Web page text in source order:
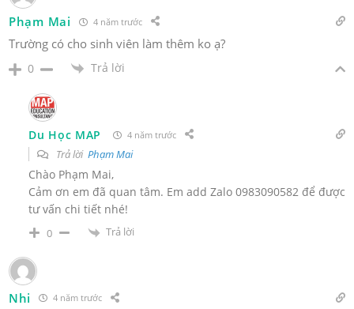
Phạm Mai 4 năm trước
Trường có cho sinh viên làm thêm ko ạ?
0 Trả lời
Du Học MAP 4 năm trước
Trả lời Phạm Mai
Chào Phạm Mai,
Cảm ơn em đã quan tâm. Em add Zalo 0983090582 để được
tư vấn chi tiết nhé!
0 Trả lời
Nhi 4 năm trước